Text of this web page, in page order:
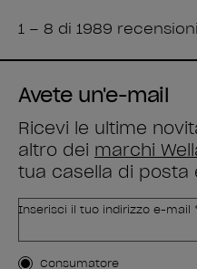
Avete un'e-mail
Ricevi le ultime
altro dei marchi
tua casella di posta
Inserisci il tuo indirizzo e-mail *
Tipo di cliente
Consumatore